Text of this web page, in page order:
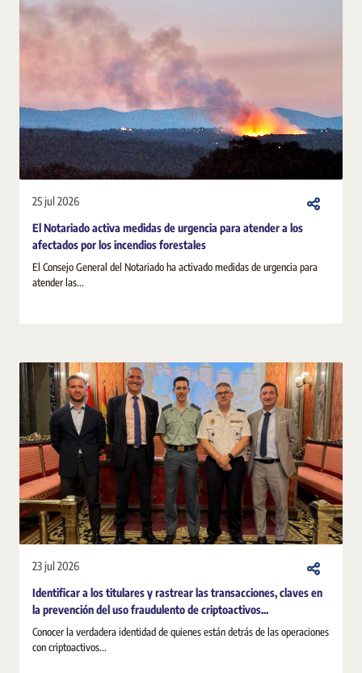
25 jul 2026
El Notariado activa medidas de urgencia para atender a los
afectados por los incendios forestales
El Consejo General del Notariado ha activado medidas de urgencia para
atender las...
23 jul 2026
Identificar a los titulares y rastrear las transacciones, claves en
la prevención del uso fraudulento de criptoactivos...
Conocer la verdadera identidad de quienes están detrás de las operaciones
con criptoactivos...